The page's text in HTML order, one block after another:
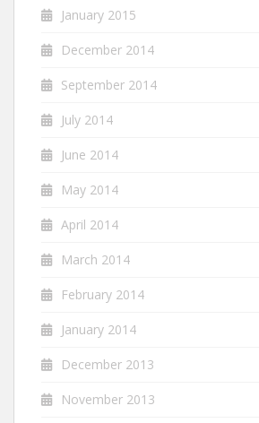
January 2015
December 2014
September 2014
July 2014
June 2014
May 2014
April 2014
March 2014
February 2014
January 2014
December 2013
November 2013